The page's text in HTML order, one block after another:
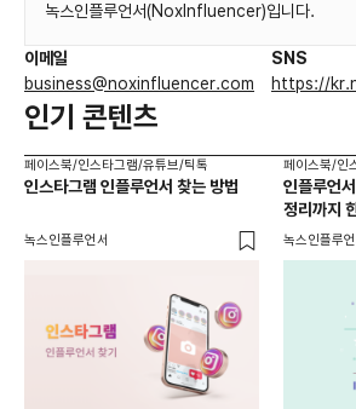
녹스인플루언서(NoxInfluencer)입니다.
이메일
business@noxinfluencer.com
SNS
https://
인기 콘텐츠
페이스북/인스타그램/유튜브/틱톡
인스타그램 인플루언서 찾는 방법
녹스인플루언서
페이스북/인
인플루언
정리까지
녹스인플루언